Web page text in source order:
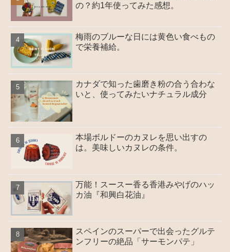
の？約1年使ってみた感想。
梅雨のブルーな日には黄色い食べもの
で栄養補給。
カナダで知った歯磨き粉の合う合わな
いと、使ってみたいナチュラル成分
本場ボルドーのカヌレを思い出すの
は。美味しいカヌレの条件。
万能！スースー香る香港みやげのハッ
カ油『和興白花油』
スペインのスーパーで出会ったグルテ
ンフリーの絶品「サーモンパテ」